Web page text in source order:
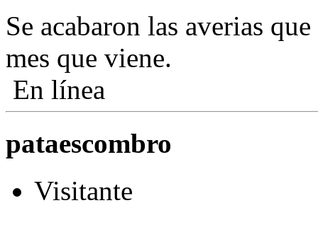
Se acabaron las averias
mes que viene.
En línea
pataescombro
Visitante